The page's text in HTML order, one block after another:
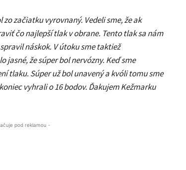
začiatku vyrovnaný. Vedeli sme, že ak
čo najlepší tlak v obrane. Tento tlak sa nám
náskok. V útoku sme taktiež
že súper bol nervózny. Keď sme
tlaku. Súper už bol unavený a kvóli tomu sme
vyhrali o 16 bodov. Ďakujem Kežmarku
pod reklamou -